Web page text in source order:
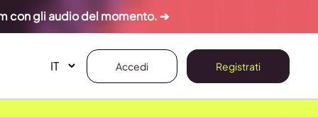
con gli audio del momento. ➔
Accedi Registrati